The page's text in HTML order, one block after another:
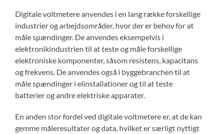
Digitale voltmetere anvendes i en lang række forskellige
industrier og arbejdsområder, hvor der er behov for at
måle spændinger. De anvendes eksempelvis i
elektronikindustrien til at teste og måle forskellige
elektroniske komponenter, såsom resistens, kapacitans
og frekvens. De anvendes også i byggebranchen til at
måle spændinger i elinstallationer og til at teste
batterier og andre elektriske apparater.
En anden stor fordel ved digitale voltmetere er, at de kan
gemme måleresultater og data, hvilket er særligt nyttigt